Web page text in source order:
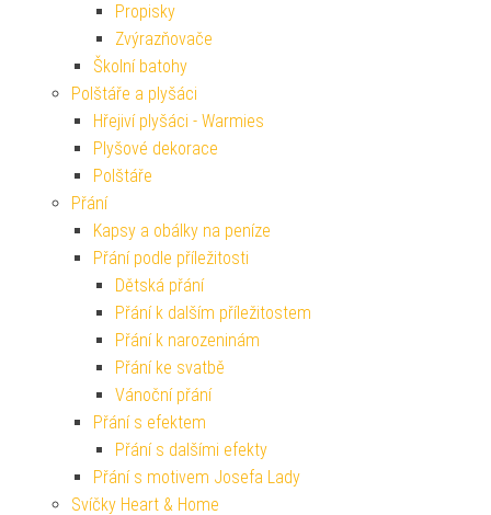
Propisky
Zvýrazňovače
Školní batohy
Polštáře a plyšáci
Hřejiví plyšáci - Warmies
Plyšové dekorace
Polštáře
Přání
Kapsy a obálky na peníze
Přání podle příležitosti
Dětská přání
Přání k dalším příležitostem
Přání k narozeninám
Přání ke svatbě
Vánoční přání
Přání s efektem
Přání s dalšími efekty
Přání s motivem Josefa Lady
Svíčky Heart & Home